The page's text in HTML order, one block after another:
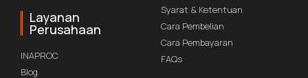
Layanan
Perusahaan
INAPROC
Blog
Syarat & Ketentuan
Cara Pembelian
Cara Pembayaran
FAQs